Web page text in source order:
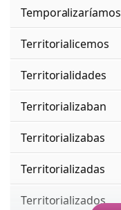
Temporalizaríamos
Territorialicemos
Territorialidades
Territorializaban
Territorializabas
Territorializadas
Territorializados